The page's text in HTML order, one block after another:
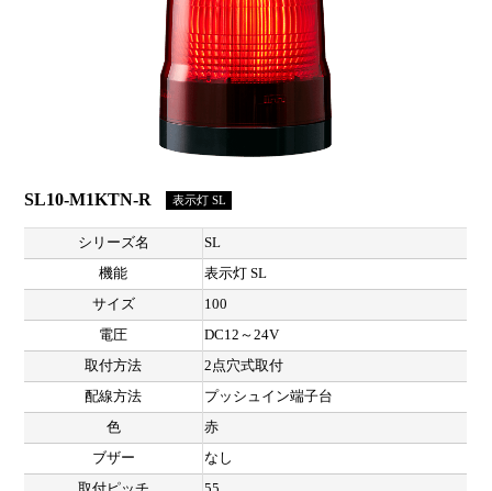
SL10-M1KTN-R 表示灯 SL
シリーズ名
SL
機能
表示灯 SL
サイズ
100
電圧
DC12～24V
取付方法
2点穴式取付
配線方法
プッシュイン端子台
色
赤
ブザー
なし